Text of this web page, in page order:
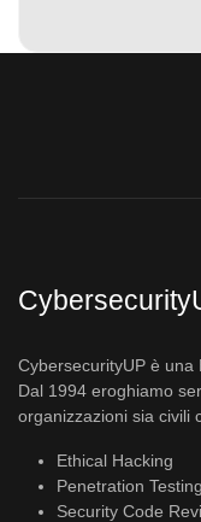
CybersecurityUP è una
Dal 1994 eroghiamo
organizzazioni sia civili
Ethical Hacking
Penetration Testing
Security Code